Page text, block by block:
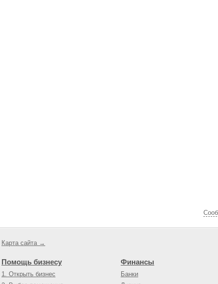
Карта сайта →
Помощь бизнесу
1. Открыть бизнес
Финансы
Банки